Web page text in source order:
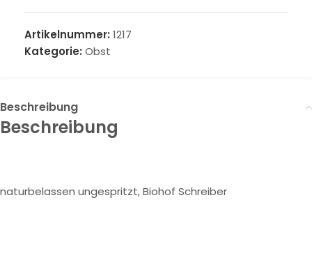
Artikelnummer: 1217
Kategorie: Obst
Beschreibung
Beschreibung
naturbelassen ungespritzt, Biohof Schreiber